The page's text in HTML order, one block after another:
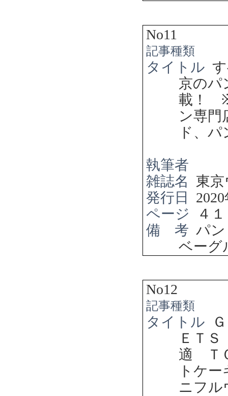
No11
記事種類
タイトル
京のパ
載！
ン専門
ド、
執筆者
雑誌名
東
発行日
2020
ページ
４
備 考 パ
ベーグ
No12
記事種類
タイトル
ＥＴ
適 Ｔ
トケ
ニフル